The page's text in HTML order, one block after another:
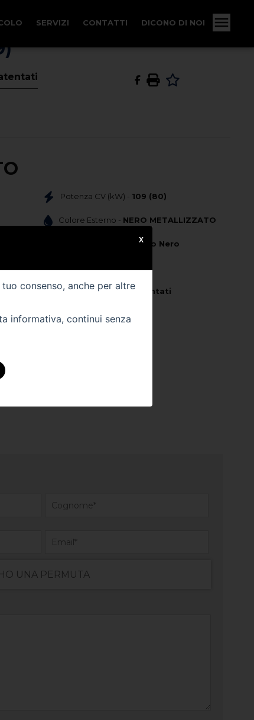
SERVIZI CONTATTI DICONO DI NOI
Potenza CV (kW) - 109 (80)
Colore Esterno - NERO METALLIZZATO
Tessuto Nero
Veicolo perNeo Patentati
HO UNA PERMUTA
consenso, anche per altre
informativa, continui senza
X